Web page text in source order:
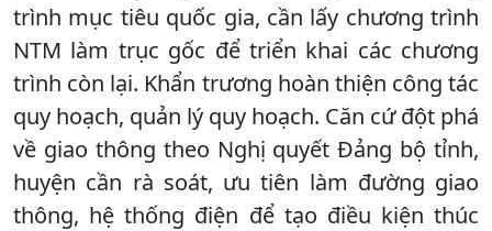
trình mục tiêu quốc gia, cần lấy chương trình
NTM làm trục gốc để triển khai các chương
trình còn lại. Khẩn trương hoàn thiện công tác
quy hoạch, quản lý quy hoạch. Căn cứ đột phá
về giao thông theo Nghị quyết Đảng bộ tỉnh,
huyện cần rà soát, ưu tiên làm đường giao
thông, hệ thống điện để tạo điều kiện thúc